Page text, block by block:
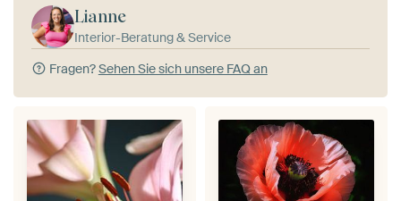
Lianne
Interior-Beratung & Service
Fragen?Sehen Sie sich unsere FAQ an